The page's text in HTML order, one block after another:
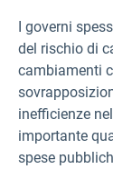
I governi
del rischio di
cambiamenti
inefficienze
importante
spese